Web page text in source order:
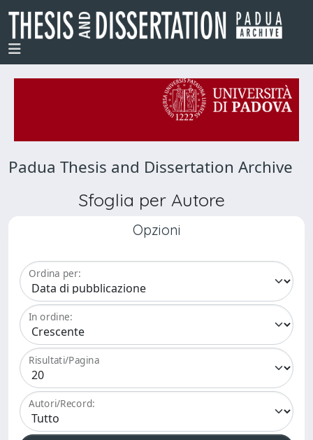
Padua Thesis and Dissertation Archive
Sfoglia per Autore
Opzioni
Ordina per:
In ordine:
Risultati/Pagina
Autori/Record: